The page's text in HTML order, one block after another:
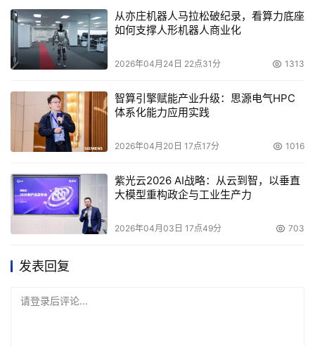
从亦庄机器人马拉松破纪录，看算力底座
如何支撑人形机器人商业化
2026年04月24日 22点31分 1313
智算引擎赋能产业升级：思源电气HPC
体系化能力应用实践
2026年04月20日 17点17分 1016
紫光云2026 AI战略：从云到智，以垂直
大模型重构政企与工业生产力
2026年04月03日 17点49分 703
发表回复
请登录后评论...